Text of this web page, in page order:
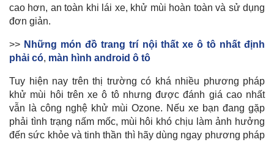
cao hơn, an toàn khi lái xe, khử mùi hoàn toàn và sử dụng
đơn giản.
>> Những món đồ trang trí nội thất xe ô tô nhất định
phải có, màn hình android ô tô
Tuy hiện nay trên thị trường có khá nhiều phương pháp
khử mùi hôi trên xe ô tô nhưng được đánh giá cao nhất
vẫn là công nghệ khử mùi Ozone. Nếu xe bạn đang gặp
phải tình trạng nấm mốc, mùi hôi khó chịu làm ảnh hưởng
đến sức khỏe và tinh thần thì hãy dùng ngay phương pháp